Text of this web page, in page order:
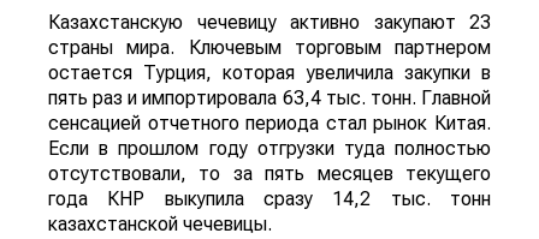
Казахстанскую чечевицу активно закупают 23
страны мира. Ключевым торговым партнером
остается Турция, которая увеличила закупки в
пять раз и импортировала 63,4 тыс. тонн. Главной
сенсацией отчетного периода стал рынок Китая.
Если в прошлом году отгрузки туда полностью
отсутствовали, то за пять месяцев текущего
года КНР выкупила сразу 14,2 тыс. тонн
казахстанской чечевицы.